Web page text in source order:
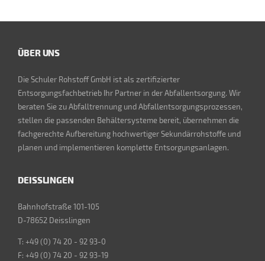
ÜBER UNS
Die Schuler Rohstoff GmbH ist als zertifizierter
Entsorgungsfachbetrieb Ihr Partner in der Abfallentsorgung. Wir
beraten Sie zu Abfalltrennung und Abfallentsorgungsprozessen,
stellen die passenden Behältersysteme bereit, übernehmen die
fachgerechte Aufbereitung hochwertiger Sekundärrohstoffe und
planen und implementieren komplette Entsorgungsanlagen.
DEISSLINGEN
Bahnhofstraße 101-105
D-78652 Deisslingen
T: +49 (0) 74 20 - 92 93-0
F: +49 (0) 74 20 - 92 93-19